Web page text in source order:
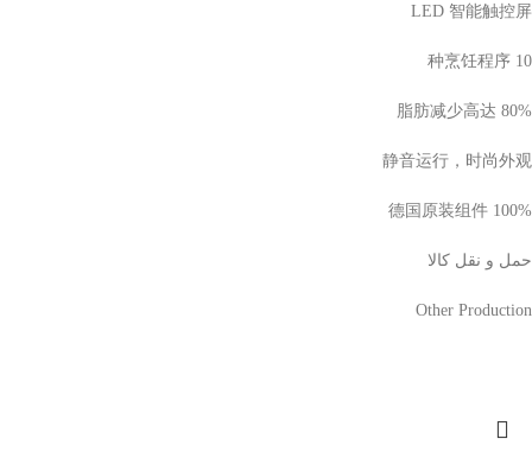
LED 智能触控屏
10 种烹饪程序
脂肪减少高达 80%
静音运行，时尚外观
100% 德国原装组件
حمل و نقل کالا
Other Production